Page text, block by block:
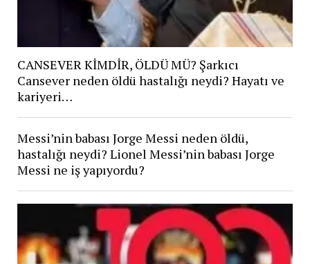
CANSEVER KİMDİR, ÖLDÜ MÜ? Şarkıcı
Cansever neden öldü hastalığı neydi? Hayatı ve
kariyeri…
Messi’nin babası Jorge Messi neden öldü,
hastalığı neydi? Lionel Messi’nin babası Jorge
Messi ne iş yapıyordu?